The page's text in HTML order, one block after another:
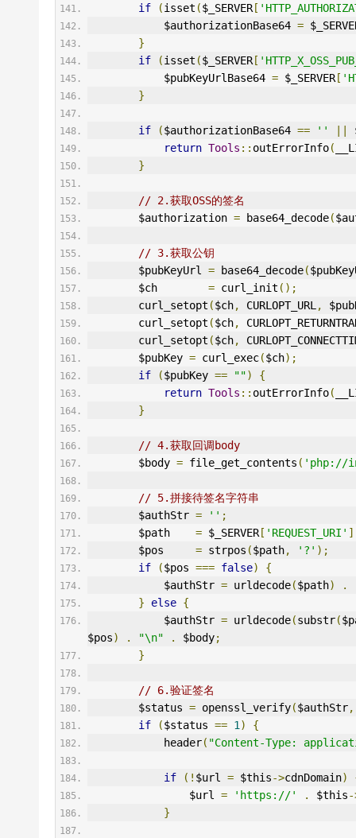
if
(isset ($_SERVER[
            $authorizationBase64
=
}
if
(isset ($_SERVER[
            $pubKeyUrlBase64
= $_SERVER[
}
if ($authorizationBase64 == '' ||
return Tools :: outErrorInfo(
}
// 2.获取OSS的签名
        $authorization
= base64_decode(
// 3.获取公钥
        $pubKeyUrl
= base64_decode(
        $ch
= curl_init ();
        curl_setopt
($ch, CURLOPT_URL ,
        curl_setopt
($ch,
        curl_setopt
($ch,
        $pubKey
= curl_exec($ch);
if
($pubKey == "")
{
return Tools :: outErrorInfo(
}
// 4.获取回调body
        $body
= file_get_contents ( 'php://
// 5.拼接待签名字符串
        $authStr
= '' ;
        $path
= $_SERVER[ 'REQUEST_URI'
        $pos
= strpos ($path, '?' );
if
($pos === false)
{
            $authStr
= urldecode($path) .
}
else {
            $authStr
= urldecode(substr(
$pos) . "\n" . $body;
}
// 6.验证签名
        $status
= openssl_verify($authStr,
if
($status == 1 )
{
            header
( "Content-Type:
if (! $url = $this->cdnDomain)
                $url
= 'https://' . $this-
}